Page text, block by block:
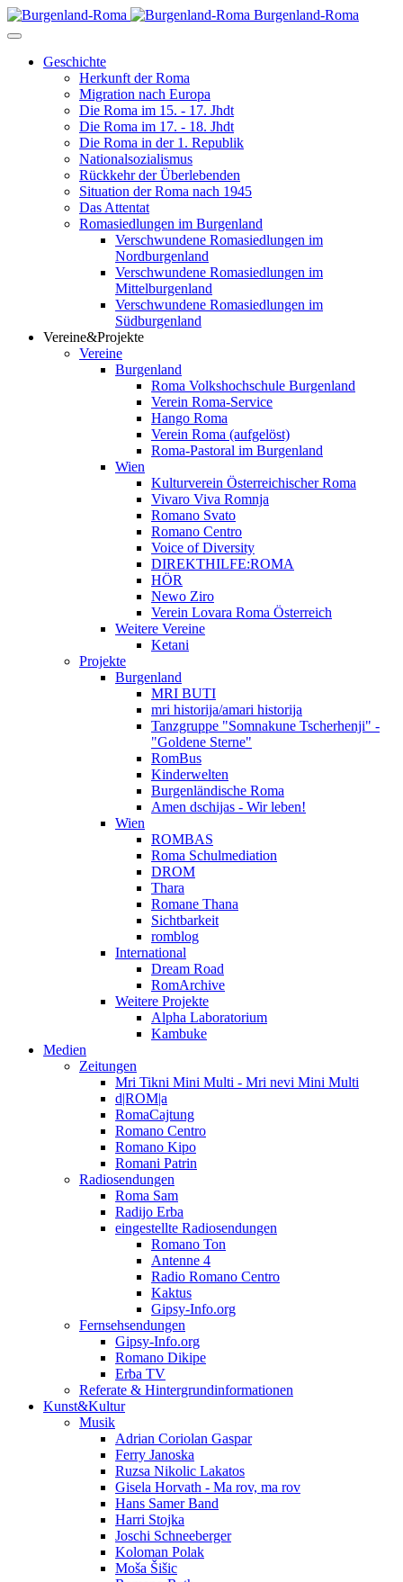
Burgenland-Roma
Geschichte
Herkunft der Roma
Migration nach Europa
Die Roma im 15. - 17. Jhdt
Die Roma im 17. - 18. Jhdt
Die Roma in der 1. Republik
Nationalsozialismus
Rückkehr der Überlebenden
Situation der Roma nach 1945
Das Attentat
Romasiedlungen im Burgenland
Verschwundene Romasiedlungen im
Nordburgenland
Verschwundene Romasiedlungen im
Mittelburgenland
Verschwundene Romasiedlungen im
Südburgenland
Vereine&Projekte
Vereine
Burgenland
Roma Volkshochschule Burgenland
Verein Roma-Service
Hango Roma
Verein Roma (aufgelöst)
Roma-Pastoral im Burgenland
Wien
Kulturverein Österreichischer Roma
Vivaro Viva Romnja
Romano Svato
Romano Centro
Voice of Diversity
DIREKTHILFE:ROMA
HÖR
Newo Ziro
Verein Lovara Roma Österreich
Weitere Vereine
Ketani
Projekte
Burgenland
MRI BUTI
mri historija/amari historija
Tanzgruppe "Somnakune Tscherhenji" -
"Goldene Sterne"
RomBus
Kinderwelten
Burgenländische Roma
Amen dschijas - Wir leben!
Wien
ROMBAS
Roma Schulmediation
DROM
Thara
Romane Thana
Sichtbarkeit
romblog
International
Dream Road
RomArchive
Weitere Projekte
Alpha Laboratorium
Kambuke
Medien
Zeitungen
Mri Tikni Mini Multi - Mri nevi Mini Multi
d|ROM|a
RomaCajtung
Romano Centro
Romano Kipo
Romani Patrin
Radiosendungen
Roma Sam
Radijo Erba
eingestellte Radiosendungen
Romano Ton
Antenne 4
Radio Romano Centro
Kaktus
Gipsy-Info.org
Fernsehsendungen
Gipsy-Info.org
Romano Dikipe
Erba TV
Referate & Hintergrundinformationen
Kunst&Kultur
Musik
Adrian Coriolan Gaspar
Ferry Janoska
Ruzsa Nikolic Lakatos
Gisela Horvath - Ma rov, ma rov
Hans Samer Band
Harri Stojka
Joschi Schneeberger
Koloman Polak
Moša Šišic